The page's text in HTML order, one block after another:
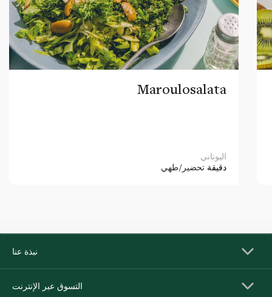
Maroulosalata
اليوناني
دقيقة تحضير/طهي
نبذة عنا
التسوق عبر الإنترنت